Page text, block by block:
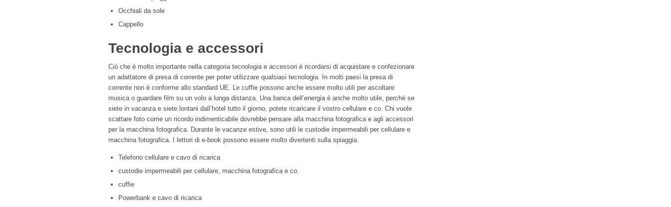
Occhiali da sole
Cappello
Tecnologia e accessori
Ciò che è molto importante nella categoria tecnologia e accessori è ricordarsi di acquistare e confezionare
un adattatore di presa di corrente per poter utilizzare qualsiasi tecnologia. In molti paesi la presa di
corrente non è conforme allo standard UE. Le cuffie possono anche essere molto utili per ascoltare
musica o guardare film su un volo a lunga distanza. Una banca dell’energia è anche molto utile, perché se
siete in vacanza e siete lontani dall’hotel tutto il giorno, potete ricaricare il vostro cellulare e co. Chi vuole
scattare foto come un ricordo indimenticabile dovrebbe pensare alla macchina fotografica e agli accessori
per la macchina fotografica. Durante le vacanze estive, sono utili le custodie impermeabili per cellulare e
macchina fotografica. I lettori di e-book possono essere molto divertenti sulla spiaggia.
Telefono cellulare e cavo di ricarica
custodie impermeabili per cellulare, macchina fotografica e co.
cuffie
Powerbank e cavo di ricarica